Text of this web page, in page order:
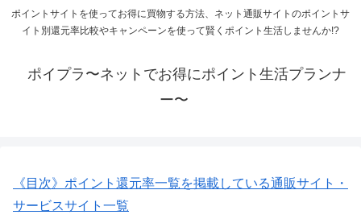
ポイントサイトを使ってお得に買物する方法、ネット通販サイトのポイントサ
イト別還元率比較やキャンペーンを使って賢くポイント生活しませんか!?
ポイプラ〜ネットでお得にポイント生活プランナ
ー〜
《目次》ポイント還元率一覧を掲載している通販サイト・
サービスサイト一覧